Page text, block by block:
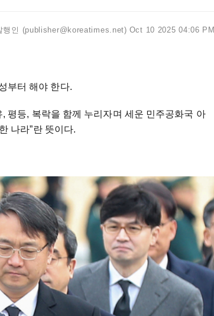
행인 (publisher@koreatimes.net) Oct 10 2025 04:06 PM
부터 해야 한다.
평등, 복락을 함께 누리자며 세운 민주공화국 아
나라”란 뜻이다.